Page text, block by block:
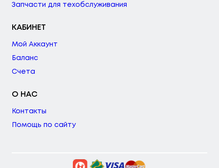
Запчасти для техобслуживания
КАБИНЕТ
Мой Аккаунт
Баланс
Счета
О НАС
Контакты
Помощь по сайту